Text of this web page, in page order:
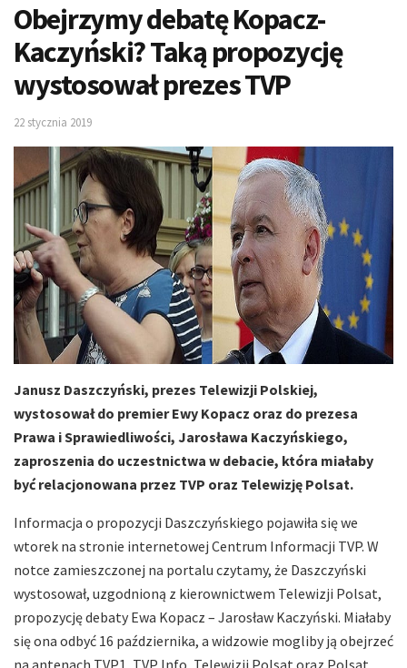
Obejrzymy debatę Kopacz-
Kaczyński? Taką propozycję
wystosował prezes TVP
22 stycznia 2019
Janusz Daszczyński, prezes Telewizji Polskiej,
wystosował do premier Ewy Kopacz oraz do prezesa
Prawa i Sprawiedliwości, Jarosława Kaczyńskiego,
zaproszenia do uczestnictwa w debacie, która miałaby
być relacjonowana przez TVP oraz Telewizję Polsat.
Informacja o propozycji Daszczyńskiego pojawiła się we
wtorek na stronie internetowej Centrum Informacji TVP. W
notce zamieszczonej na portalu czytamy, że Daszczyński
wystosował, uzgodnioną z kierownictwem Telewizji Polsat,
propozycję debaty Ewa Kopacz – Jarosław Kaczyński. Miałaby
się ona odbyć 16 października, a widzowie mogliby ją obejrzeć